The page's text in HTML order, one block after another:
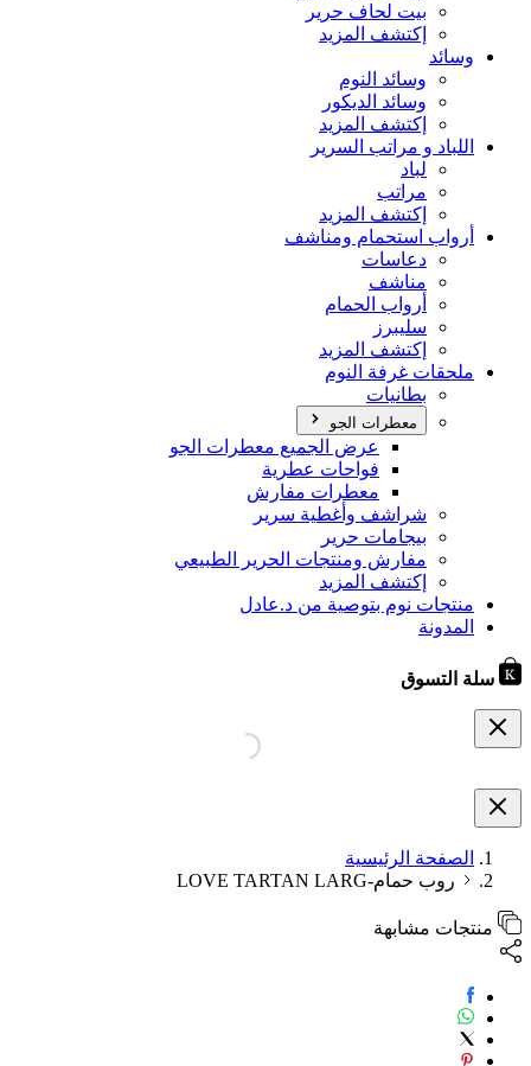
بيت لحاف حرير
إكتشف المزيد
وسائد
وسائد النوم
وسائد الديكور
إكتشف المزيد
اللباد و مراتب السرير
لباد
مراتب
إكتشف المزيد
أرواب استحمام ومناشف
دعاسات
مناشف
أرواب الحمام
سليبرز
إكتشف المزيد
ملحقات غرفة النوم
بطانيات
معطرات الجو
عرض الجميع معطرات الجو
فواحات عطرية
معطرات مفارش
شراشف وأغطية سرير
بيجامات حرير
مفارش ومنتجات الحرير الطبيعي
إكتشف المزيد
منتجات نوم بتوصية من د.عادل
المدونة
سلة التسوق
الصفحة الرئيسية
روب حمام-LOVE TARTAN LARG
منتجات مشابهة